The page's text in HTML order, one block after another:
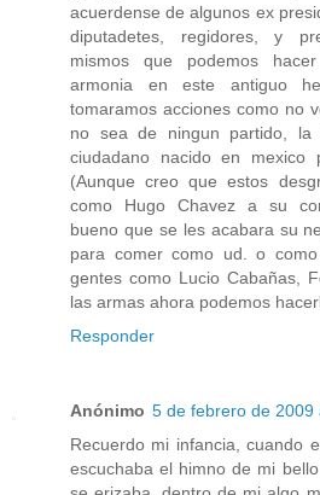
acuerdense de algunos ex
diputadetes, regidores, y
mismos que podemos
armonia en este antiguo
tomaramos acciones como no
no sea de ningun partido,
ciudadano nacido en
(Aunque creo que estos
como Hugo Chavez a su
bueno que se les acabara su
para comer como ud. o
gentes como Lucio Cabañas,
las armas ahora podemos
Responder
Anónimo 5 de febrero de 2009
Recuerdo mi infancia, cuando
escuchaba el himno de mi